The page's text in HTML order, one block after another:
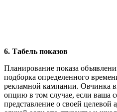
6. Табель показов
Планирование показа
подборка определенного
рекламной кампании. Овчинка
опцию в том случае, если ваша
представление о своей целевой